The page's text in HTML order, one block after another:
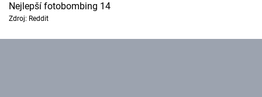
Nejlepší fotobombing 14
Zdroj: Reddit